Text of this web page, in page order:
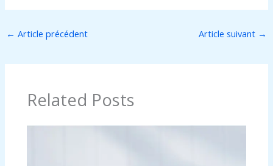
← Article précédent Article suivant →
Related Posts